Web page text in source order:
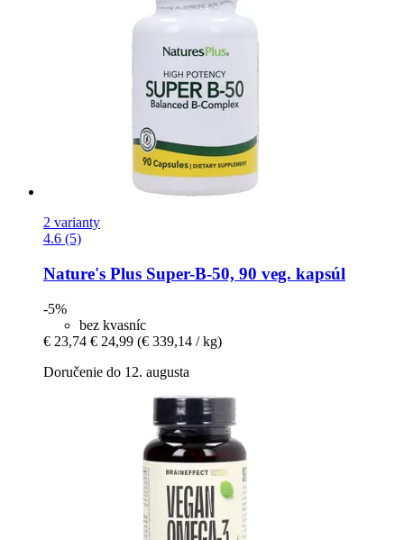
2 varianty
4.6 (5)
Nature's Plus Super-​B-​50, 90 veg. kapsúl
-5%
bez kvasníc
€ 23,74 € 24,99 (€ 339,14 / kg)
Doručenie do 12. augusta